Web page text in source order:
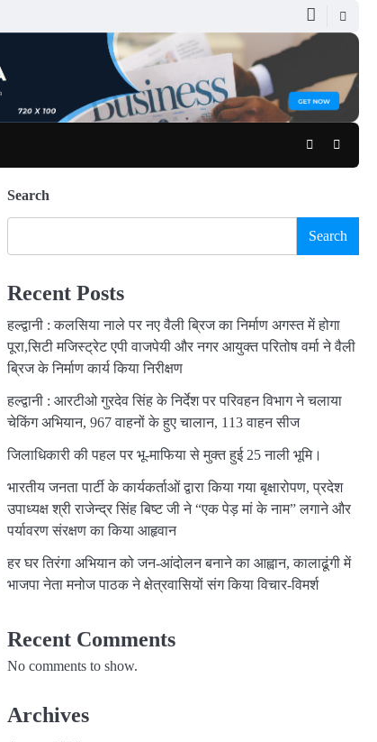
Facebook
Search
Search
Recent Posts
हल्द्वानी : कलसिया नाले पर नए वैली ब्रिज का निर्माण अगस्त में होगा
पूरा,सिटी मजिस्ट्रेट एपी वाजपेयी और नगर आयुक्त परितोष वर्मा ने वैली
ब्रिज के निर्माण कार्य किया निरीक्षण
हल्द्वानी : आरटीओ गुरदेव सिंह के निर्देश पर परिवहन विभाग ने चलाया
चेकिंग अभियान, 967 वाहनों के हुए चालान, 113 वाहन सीज
जिलाधिकारी की पहल पर भू-माफिया से मुक्त हुई 25 नाली भूमि।
भारतीय जनता पार्टी के कार्यकर्ताओं द्वारा किया गया बृक्षारोपण, प्रदेश
उपाध्यक्ष श्री राजेन्द्र सिंह बिष्ट जी ने “एक पेड़ मां के नाम” लगाने और
पर्यावरण संरक्षण का किया आहृवान
हर घर तिरंगा अभियान को जन-आंदोलन बनाने का आह्वान, कालाढूंगी में
भाजपा नेता मनोज पाठक ने क्षेत्रवासियों संग किया विचार-विमर्श
Recent Comments
No comments to show.
Archives